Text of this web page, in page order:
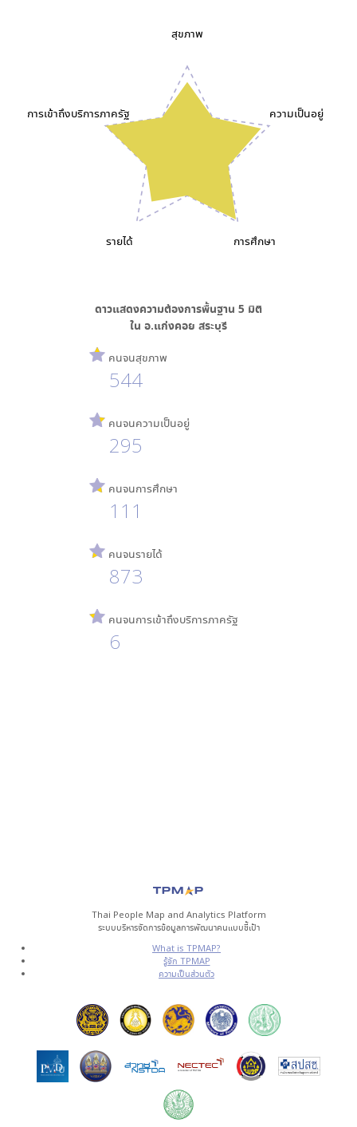
สุขภาพ
ความเป็นอยู่
การศึกษา
รายได้
การเข้าถึงบริการภาครัฐ
ดาวแสดงความต้องการพื้นฐาน 5 มิติ
ใน อ.แก่งคอย สระบุรี
คนจนสุขภาพ
544
คนจนความเป็นอยู่
295
คนจนการศึกษา
111
คนจนรายได้
873
คนจนการเข้าถึงบริการภาครัฐ
6
Thai People Map and Analytics Platform
ระบบบริหารจัดการข้อมูลการพัฒนาคนแบบชี้เป้า
What is TPMAP?
รู้จัก TPMAP
ความเป็นส่วนตัว